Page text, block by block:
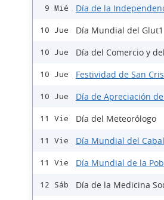
9 Mié Día de la
10 Jue Día Mundial del Glut1
10 Jue Día del Comercio y
10 Jue Festividad de San
10 Jue Día de Apreciación
11 Vie Día del Meteorólogo
11 Vie Día Mundial del
11 Vie Día Mundial de la
12 Sáb Día de la Medicina